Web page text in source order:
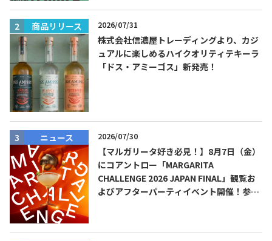
商品リリース 2026/07/31
株式会社信濃屋トレーディングより、カジ
ュアルに楽しめるハイクオリティテキーラ
「ドス・アミーゴス」新発売！
ニュース 2026/07/30
【マルガリータ好き必見！】8月7日（金）
にコアントロー「MARGARITA
CHALLENGE 2026 JAPAN FINAL」観覧お
よびアフターパーティイベント開催！参加